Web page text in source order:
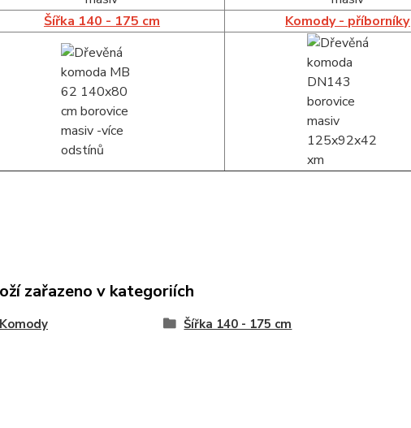
Šířka 140 - 175 cm Komody - příborníky
zařazeno v kategoriích
Komody Šířka 140 - 175 cm